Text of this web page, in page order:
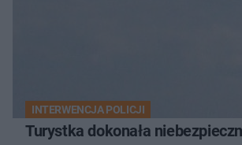
INTERWENCJA POLICJI
Turystka dokonała